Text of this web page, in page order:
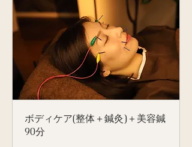
ボディケア(整体＋鍼灸)＋美容鍼
90分